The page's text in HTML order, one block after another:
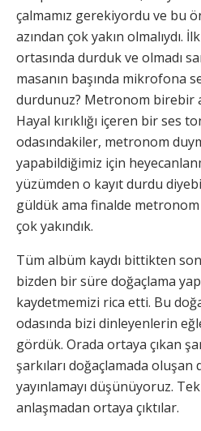
çalmamız gerekiyordu ve bu
azından çok yakın olmalıydı.
ortasında durduk ve olmadı
masanın başında mikrofona
durdunuz? Metronom birebir
Hayal kırıklığı içeren bir ses
odasındakiler, metronom
yapabildiğimiz için
yüzümden o kayıt durdu
güldük ama finalde
çok yakındık.
Tüm albüm kaydı bittikten
bizden bir süre doğaçlama
kaydetmemizi rica etti. Bu
odasında bizi dinleyenlerin
gördük. Orada ortaya çıkan
şarkıları doğaçlamada
yayınlamayı düşünüyoruz.
anlaşmadan ortaya çıktılar.